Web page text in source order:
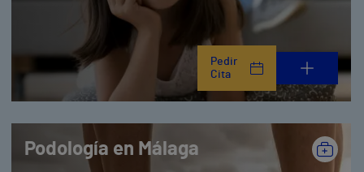
Pedir
Cita
Podología en Málaga